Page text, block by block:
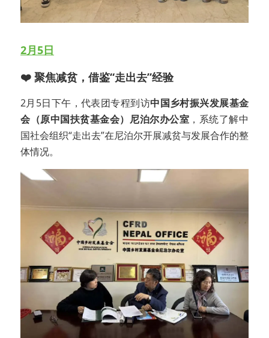
2月5日
❤️ 聚焦减贫，借鉴“走出去”经验
2月5日下午，代表团专程到访中国乡村振兴发展基金
会（原中国扶贫基金会）尼泊尔办公室 ，系统了解中
国社会组织“走出去”在尼泊尔开展减贫与发展合作的整
体情况。